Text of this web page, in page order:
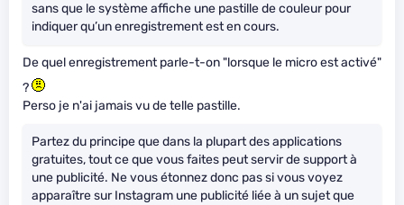
sans que le système affiche une pastille de couleur pour
indiquer qu’un enregistrement est en cours.
De quel enregistrement parle-t-on "lorsque le micro est activé"
?
Perso je n'ai jamais vu de telle pastille.
Partez du principe que dans la plupart des applications
gratuites, tout ce que vous faites peut servir de support à
une publicité. Ne vous étonnez donc pas si vous voyez
apparaître sur Instagram une publicité liée à un sujet que